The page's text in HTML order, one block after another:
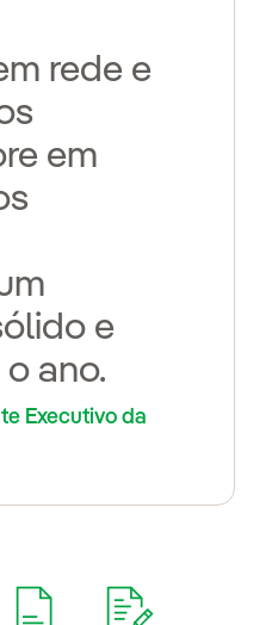
rede e
em
e
ano.
Executivo da